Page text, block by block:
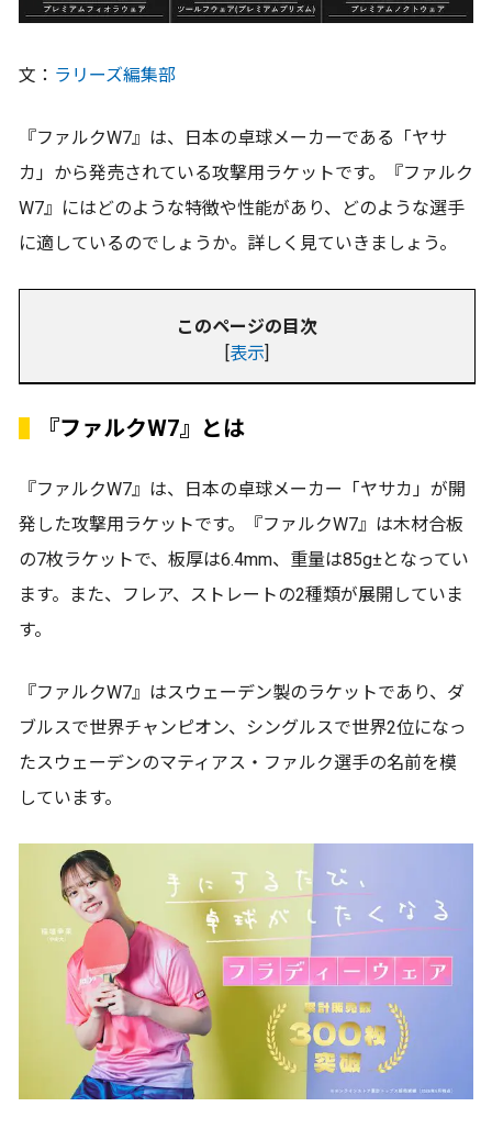
文： ラリーズ編集部
『ファルクW7』は、日本の卓球メーカーである「ヤサ
カ」から発売されている攻撃用ラケットです。『ファルク
W7』にはどのような特徴や性能があり、どのような選手
に適しているのでしょうか。詳しく見ていきましょう。
このページの目次
[表示]
『ファルクW7』とは
『ファルクW7』は、日本の卓球メーカー「ヤサカ」が開
発した攻撃用ラケットです。『ファルクW7』は木材合板
の7枚ラケットで、板厚は6.4mm、重量は85g±となってい
ます。また、フレア、ストレートの2種類が展開していま
す。
『ファルクW7』はスウェーデン製のラケットであり、ダ
ブルスで世界チャンピオン、シングルスで世界2位になっ
たスウェーデンのマティアス・ファルク選手の名前を模
しています。